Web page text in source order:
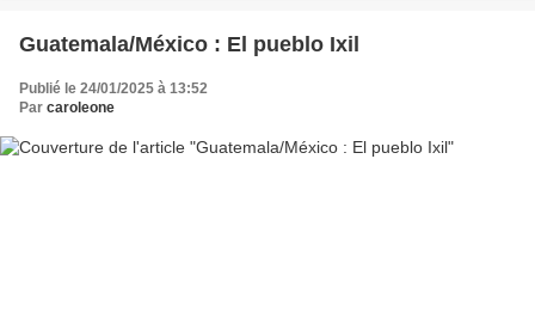
Guatemala/México : El pueblo Ixil
Publié le 24/01/2025 à 13:52
Par caroleone